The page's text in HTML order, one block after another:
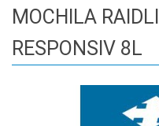
MOCHILA
RESPONSIV 8L